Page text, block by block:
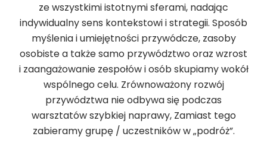
ze wszystkimi istotnymi sferami, nadając
indywidualny sens kontekstowi i strategii. Sposób
myślenia i umiejętności przywódcze, zasoby
osobiste a także samo przywództwo oraz wzrost
i zaangażowanie zespołów i osób skupiamy wokół
wspólnego celu. Zrównoważony rozwój
przywództwa nie odbywa się podczas
warsztatów szybkiej naprawy, Zamiast tego
zabieramy grupę / uczestników w „podróż”.